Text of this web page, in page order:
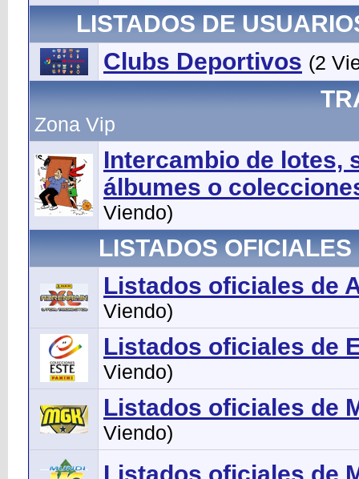
LISTADOS DE
Clubs Deportivos (2
Zona Vip
Intercambio de lotes,
álbumes o
Viendo)
LISTADOS
Listados oficiales de
Viendo)
Listados oficiales de
Viendo)
Listados oficiales de
Viendo)